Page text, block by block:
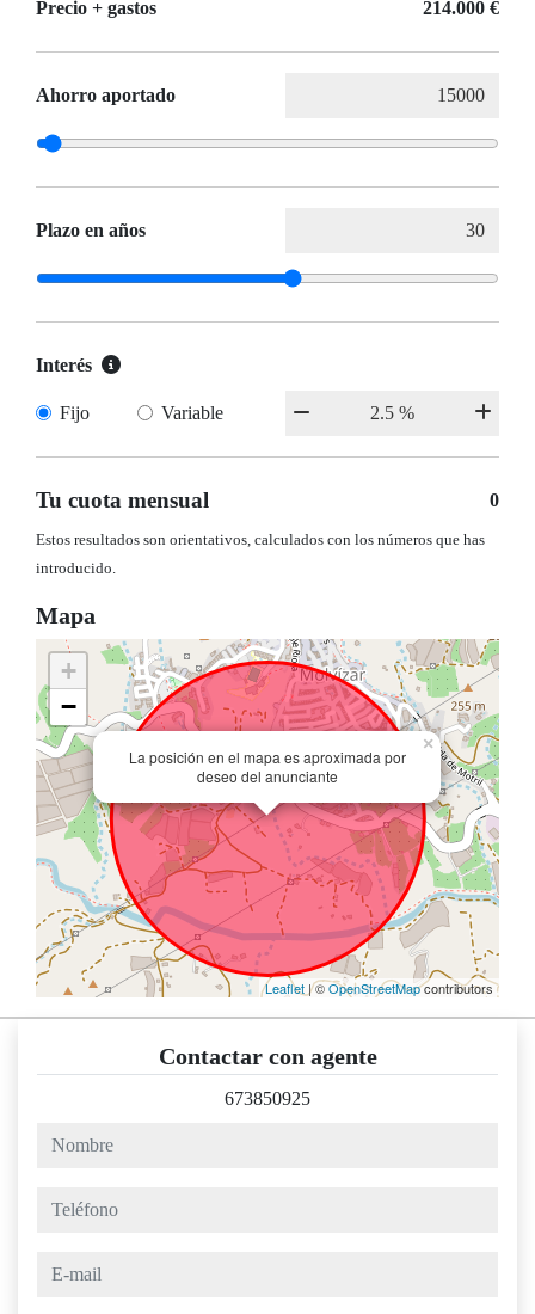
Precio + gastos 214.000 €
Ahorro aportado
Plazo en años
Interés
Fijo Variable
Tu cuota mensual 0
Estos resultados son orientativos, calculados con los números que has
introducido.
Mapa
La posición en el mapa es aproximada por
deseo del anunciante
×
+
−
Leaflet | ©OpenStreetMapcontributors
Contactar con agente
673850925
nombre
teléfono
e-mail